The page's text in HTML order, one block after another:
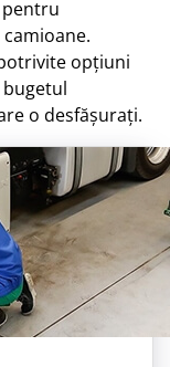
opţiuni
o desfăşuraţi.